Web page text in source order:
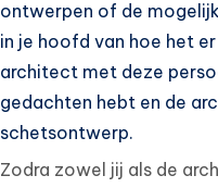
ontwerpen of de
in je hoofd van hoe het
architect met deze
gedachten hebt en de
schetsontwerp.
Zodra zowel jij als de